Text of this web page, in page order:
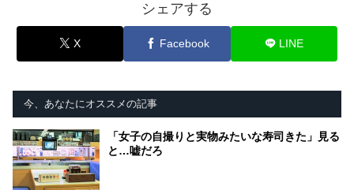
シェアする
X Facebook LINE
今、あなたにオススメの記事
「女子の自撮りと実物みたいな寿司きた」見る
と…嘘だろ